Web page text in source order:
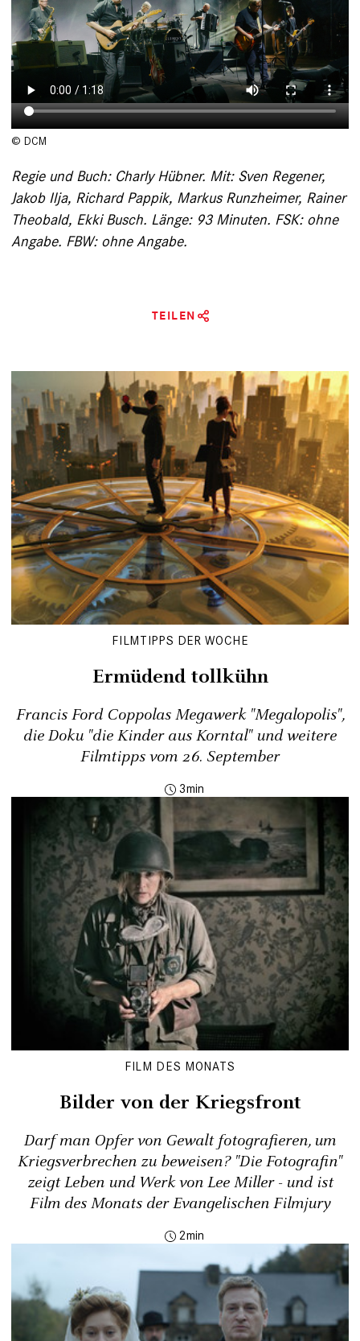
© DCM
Regie und Buch: Charly Hübner. Mit: Sven Regener,
Jakob Ilja, Richard Pappik, Markus Runzheimer, Rainer
Theobald, Ekki Busch. Länge: 93 Minuten. FSK: ohne
Angabe. FBW: ohne Angabe.
TEILEN
FILMTIPPS DER WOCHE
Ermüdend tollkühn
Francis Ford Coppolas Megawerk "Megalopolis",
die Doku "die Kinder aus Korntal" und weitere
Filmtipps vom 26. September
3
FILM DES MONATS
Bilder von der Kriegsfront
Darf man Opfer von Gewalt fotografieren, um
Kriegsverbrechen zu beweisen? "Die Fotografin"
zeigt Leben und Werk von Lee Miller - und ist
Film des Monats der Evangelischen Filmjury
2